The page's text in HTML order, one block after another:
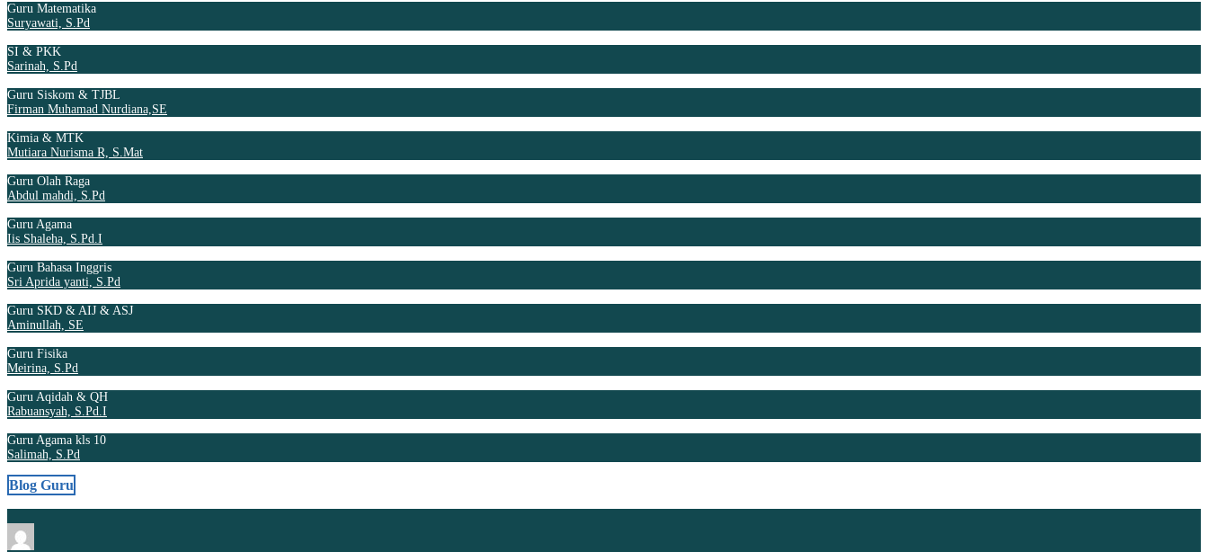
Guru Matematika
Suryawati, S.Pd
SI & PKK
Sarinah, S.Pd
Guru Siskom & TJBL
Firman Muhamad Nurdiana,SE
Kimia & MTK
Mutiara Nurisma R, S.Mat
Guru Olah Raga
Abdul mahdi, S.Pd
Guru Agama
Iis Shaleha, S.Pd.I
Guru Bahasa Inggris
Sri Aprida yanti, S.Pd
Guru SKD & AIJ & ASJ
Aminullah, SE
Guru Fisika
Meirina, S.Pd
Guru Aqidah & QH
Rabuansyah, S.Pd.I
Guru Agama kls 10
Salimah, S.Pd
Blog Guru